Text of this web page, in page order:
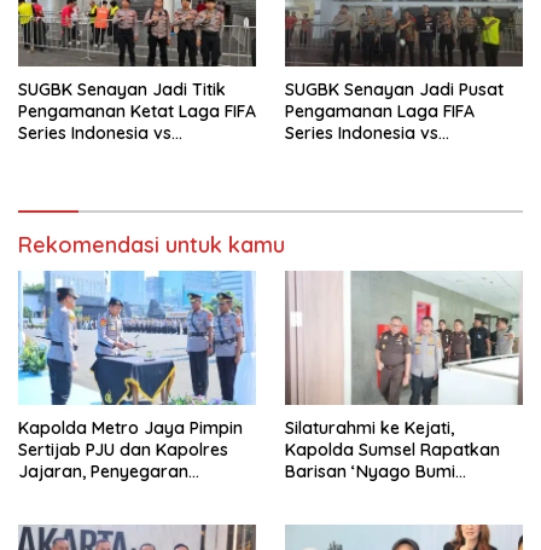
SUGBK Senayan Jadi Titik
Pengamanan Ketat Laga FIFA
Series Indonesia vs
SUGBK Senayan Jadi Pusat
Pengamanan Laga FIFA
Series Indonesia vs
Rekomendasi untuk kamu
Kapolda Metro Jaya Pimpin
Sertijab PJU dan Kapolres
Jajaran, Penyegaran
Silaturahmi ke Kejati,
Kapolda Sumsel Rapatkan
Barisan ‘Nyago Bumi